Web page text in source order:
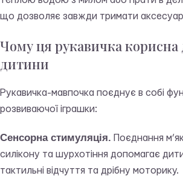
що дозволяє завжди тримати аксесуар
Чому ця рукавичка корисна
дитини
Рукавичка-мавпочка поєднує в собі
розвиваючої іграшки:
Сенсорна стимуляція. Поєднання
силікону та шурхотіння допомагає
тактильні відчуття та дрібну моторику.